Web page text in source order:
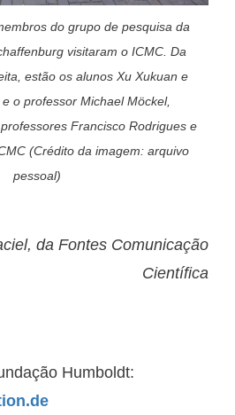
do grupo de pesquisa da
visitaram o ICMC. Da
estão os alunos Xu Xukuan e
o professor Michael Möckel,
Francisco Rodrigues e
(Crédito da imagem: arquivo
pessoal)
da Fontes Comunicação
Científica
Humboldt: